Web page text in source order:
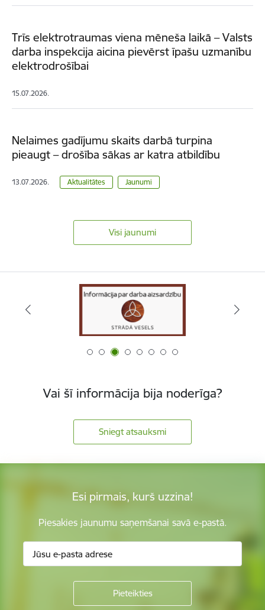
Trīs elektrotraumas viena mēneša laikā – Valsts
darba inspekcija aicina pievērst īpašu uzmanību
elektrodrošībai
15.07.2026.
Nelaimes gadījumu skaits darbā turpina
pieaugt – drošība sākas ar katra atbildību
13.07.2026. Aktualitātes Jaunumi
Visi jaunumi
Vai šī informācija bija noderīga?
Sniegt atsauksmi
Esi pirmais, kurš uzzina!
Piesakies jaunumu saņemšanai savā e-pastā.